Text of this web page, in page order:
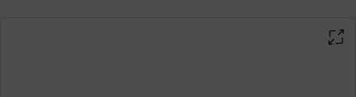
“결국, 친절과 사랑이라는 것을 머리로는 모르지 않잖아요? 우리는 언젠가